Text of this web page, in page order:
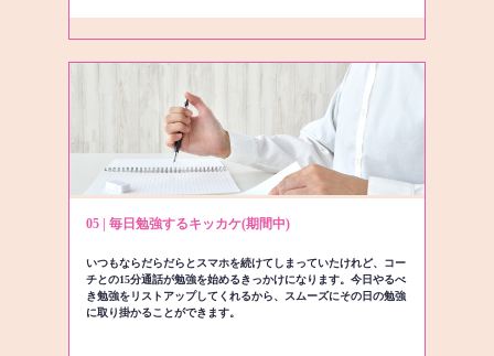
05 | 毎日勉強するキッカケ(期間中)
いつもならだらだらとスマホを続けてしまっていたけれど、コー
チとの15分通話が勉強を始めるきっかけになります。今日やるべ
き勉強をリストアップしてくれるから、スムーズにその日の勉強
に取り掛かることができます。